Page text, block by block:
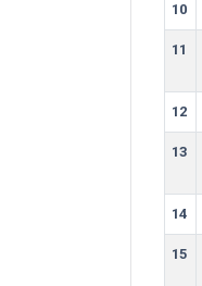
10
11
12
13
14
15